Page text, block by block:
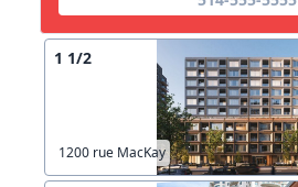
1 1/2
1200 rue MacKay